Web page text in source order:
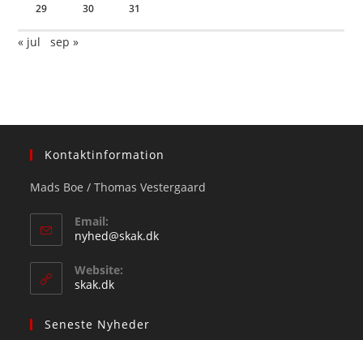
29 30 31
« jul sep »
Kontaktinformation
Mads Boe / Thomas Vestergaard
Email:
nyhed@skak.dkOpens
Website:
skak.dk
Seneste Nyheder